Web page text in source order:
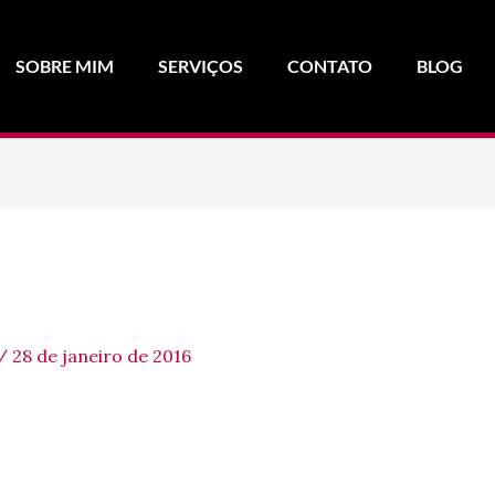
SOBRE MIM SERVIÇOS CONTATO BLOG
/ 28 de janeiro de 2016